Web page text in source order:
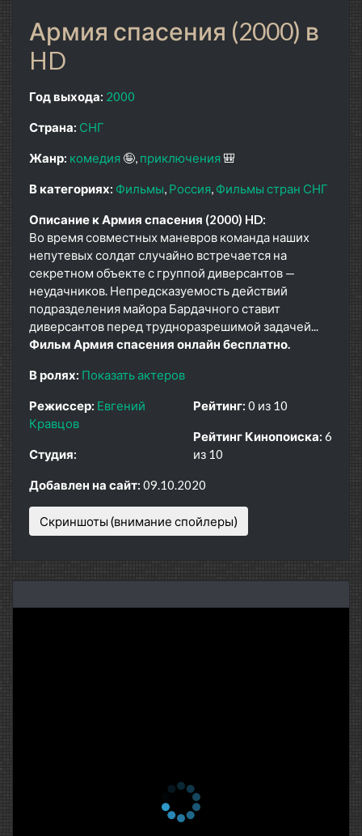
Армия спасения (2000) в
HD
Год выхода: 2000
Страна: СНГ
Жанр: комедия 🤪 приключения 🎒
В категориях: Фильмы Россия Фильмы стран СНГ
Описание к Армия спасения (2000) HD:
Во время совместных маневров команда наших
непутевых солдат случайно встречается на
секретном объекте с группой диверсантов —
неудачников. Непредсказуемость действий
подразделения майора Бардачного ставит
диверсантов перед трудноразрешимой задачей...
Фильм Армия спасения онлайн бесплатно.
В ролях: Показать актеров
Режиссер: Евгений
Кравцов
Студия:
Рейтинг: 0 из 10
Рейтинг Кинопоиска: 6
из 10
Добавлен на сайт: 09.10.2020
Скриншоты (внимание спойлеры)